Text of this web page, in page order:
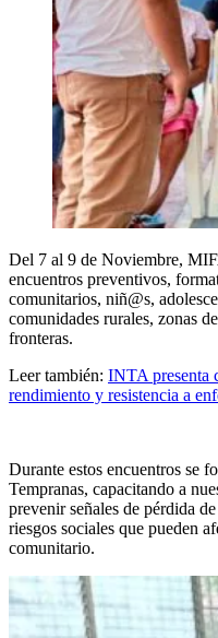
Del 7 al 9 de Noviembre,
encuentros preventivos,
comunitarios, niñ@s,
comunidades rurales, zonas
fronteras.
Leer también: INTA presenta
rendimiento y resistencia a
Durante estos encuentros se
Tempranas, capacitando a
prevenir señales de pérdida
riesgos sociales que pueden
comunitario.